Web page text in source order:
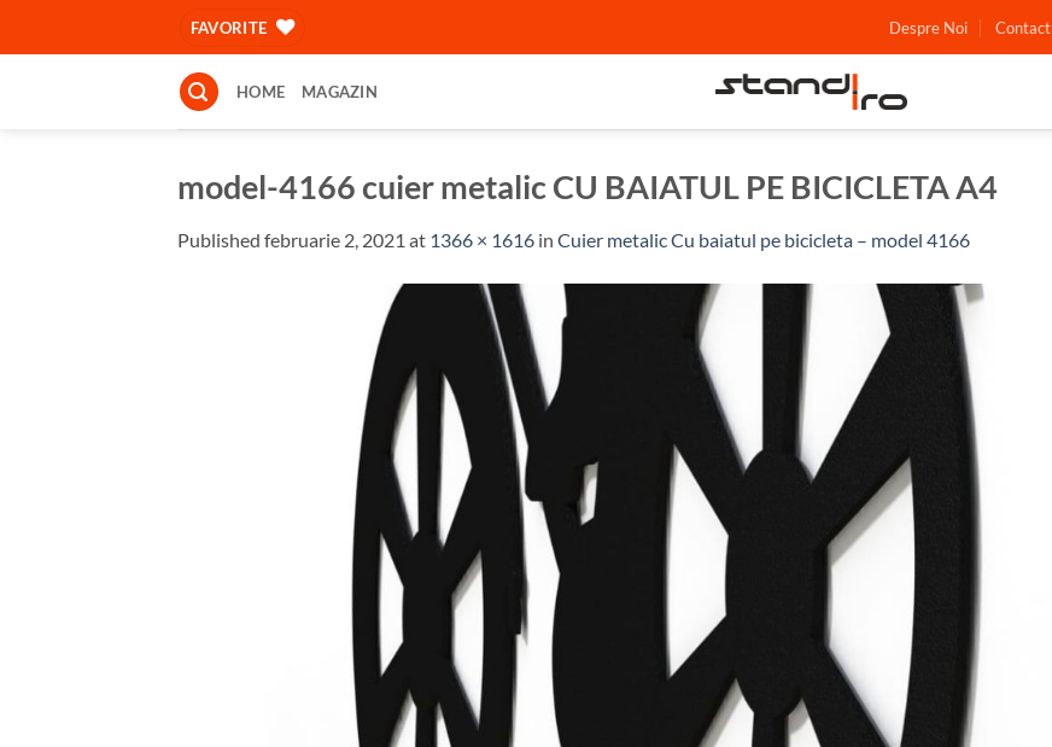
FAVORITE Despre Noi Contact
HOME MAGAZIN
model-4166 cuier metalic CU BAIATUL PE BICICLETA A4
Published februarie 2, 2021 at 1366 × 1616 in Cuier metalic Cu baiatul pe bicicleta – model 4166